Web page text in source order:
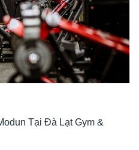
Tại Đà Lạt Gym &